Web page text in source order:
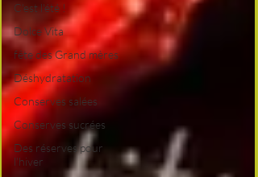
C'est l'été !
Dolce Vita
fête des Grand mères
Déshydratation
Conserves salées
Conserves sucrées
Des réserves pour
l'hiver